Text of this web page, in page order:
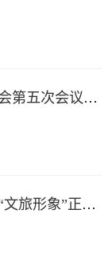
商会第四届理事会第五次会议召开
重磅！随州城市“文旅形象”正式发布！